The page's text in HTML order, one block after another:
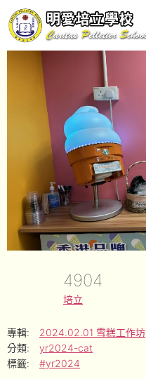
4904
培立
專輯:
2024.02.01 雪糕工作坊
分類:
yr2024-cat
標籤:
#yr2024